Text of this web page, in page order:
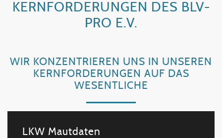
KERNFORDERUNGEN DES BLV-
PRO E.V.
WIR KONZENTRIEREN UNS IN UNSEREN
KERNFORDERUNGEN AUF DAS
WESENTLICHE
LKW Mautdaten